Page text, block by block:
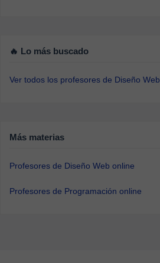
🔥 Lo más buscado
Ver todos los profesores de Diseño Web
Más materias
Profesores de Diseño Web online
Profesores de Programación online